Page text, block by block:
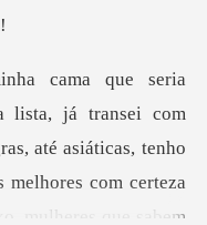
até asiáticas, tenho
melho